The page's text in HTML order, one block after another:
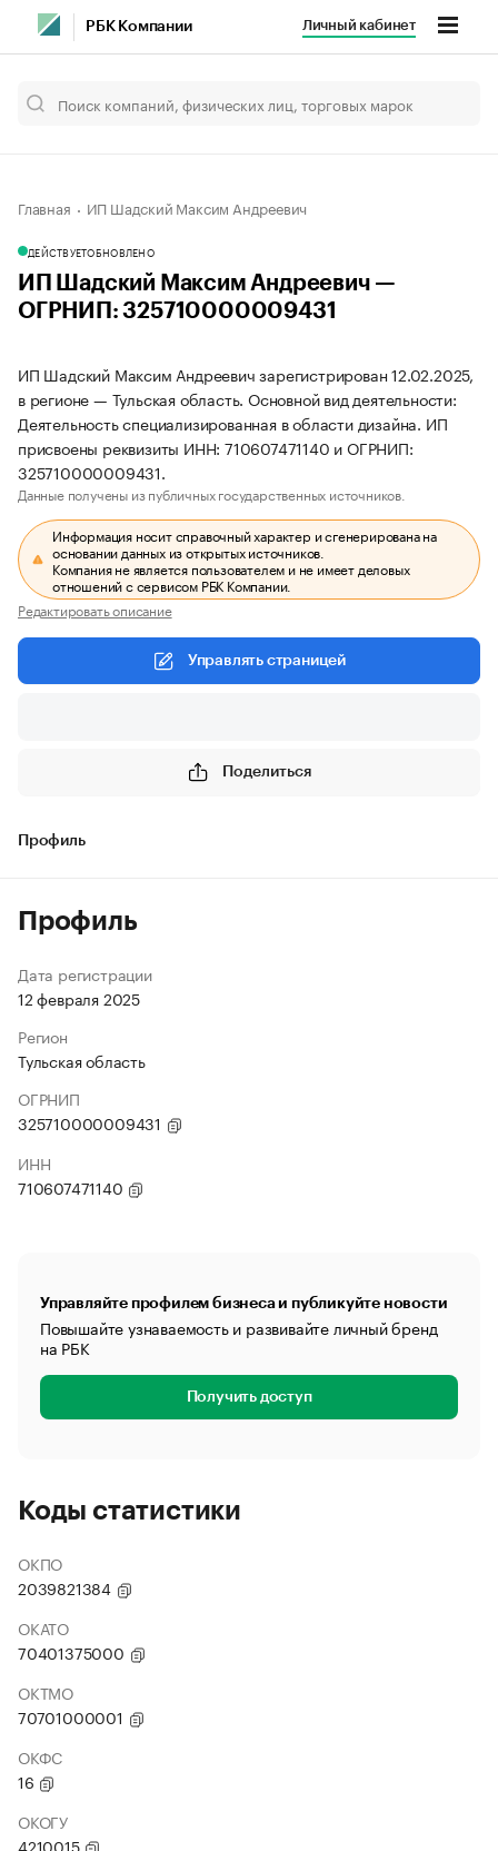
РБК Компании Личный кабинет
Главная ИП Шадский Максим Андреевич
ДЕЙСТВУЕТОБНОВЛЕНО
ИП Шадский Максим Андреевич —
ОГРНИП: 325710000009431
ИП Шадский Максим Андреевич зарегистрирован 12.02.2025,
в регионе — Тульская область. Основной вид деятельности:
Деятельность специализированная в области дизайна. ИП
присвоены реквизиты ИНН: 710607471140 и ОГРНИП:
325710000009431.
Данные получены из публичных государственных источников.
Информация носит справочный характер и сгенерирована на
основании данных из открытых источников.
Компания не является пользователем и не имеет деловых
отношений с сервисом РБК Компании.
Редактировать описание
Управлять страницей
Поделиться
Профиль
Профиль
Дата регистрации
12 февраля 2025
Регион
Тульская область
ОГРНИП
325710000009431
ИНН
710607471140
Управляйте профилем бизнеса и публикуйте новости
Повышайте узнаваемость и развивайте личный бренд
на РБК
Получить доступ
Коды статистики
ОКПО
2039821384
ОКАТО
70401375000
ОКТМО
70701000001
ОКФС
16
ОКОГУ
4210015